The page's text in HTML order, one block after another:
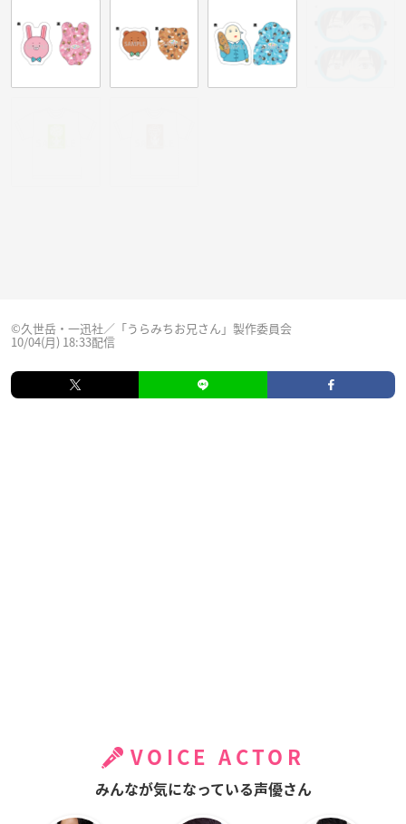
©久世岳・一迅社／「うらみちお兄さん」製作委員会
10/04(月) 18:33配信
VOICE ACTOR
みんなが気になっている声優さん